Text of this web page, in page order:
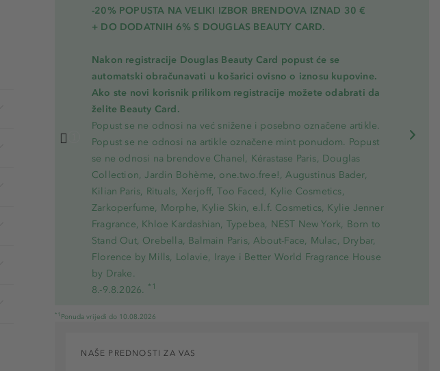
-20% POPUSTA NA VELIKI IZBOR BRENDOVA IZNAD 30 €
+ DO DODATNIH 6% S DOUGLAS BEAUTY CARD.
Nakon registracije Douglas Beauty Card popust će se
automatski obračunavati u košarici ovisno o iznosu kupovine.
Ako ste novi korisnik prilikom registracije možete odabrati da
želite Beauty Card.
Popust se ne odnosi na već snižene i posebno označene artikle.
Popust se ne odnosi na artikle označene mint ponudom. Popust
se ne odnosi na brendove Chanel, Kérastase Paris, Douglas
Collection, Jardin Bohème, one.two.free!, Augustinus Bader,
Kilian Paris, Rituals, Xerjoff, Too Faced, Kylie Cosmetics,
Zarkoperfume, Morphe, Kylie Skin, e.l.f. Cosmetics, Kylie Jenner
Fragrance, Khloe Kardashian, Typebea, NEST New York, Born to
Stand Out, Orebella, Balmain Paris, About-Face, Mulac, Drybar,
Florence by Mills, Lolavie, Iraye i Better World Fragrance House
by Drake.
8.-9.8.2026. *1
*1 Ponuda vrijedi do 10.08.2026
NAŠE PREDNOSTI ZA VAS